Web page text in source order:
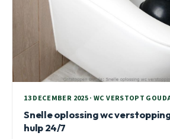
13 DECEMBER 2025 · WC VERSTOPT
Snelle oplossing wc
hulp 24/7